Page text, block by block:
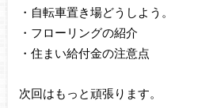
・自転車置き場どうしよう。
・フローリングの紹介
・住まい給付金の注意点
次回はもっと頑張ります。